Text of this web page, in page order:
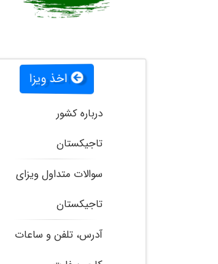
اخذ ویزا
درباره کشور
تاجیکستان
سوالات متداول ویزای
تاجیکستان
آدرس، تلفن و ساعات